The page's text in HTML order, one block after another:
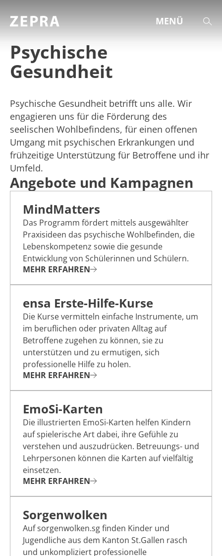
THEMEN & ANGEBOTE
AGENDA
ST.GALLER ZAHLEN
HILFE & BERATUNG
ÜBER UNS
MENÜ
Psychische
Gesundheit
Psychische Gesundheit betrifft uns alle. Wir
engagieren uns für die Förderung des
seelischen Wohlbefindens, für einen offenen
Umgang mit psychischen Erkrankungen und
frühzeitige Unterstützung für Betroffene und ihr
Umfeld.
Angebote und Kampagnen
MindMatters
Das Programm fördert mittels ausgewählter
Praxisideen das psychische Wohlbefinden, die
Lebenskompetenz sowie die gesunde
Entwicklung von Schülerinnen und Schülern.
MEHR ERFAHREN
ensa Erste-Hilfe-Kurse
Die Kurse vermitteln einfache Instrumente, um
im beruflichen oder privaten Alltag auf
Betroffene zugehen zu können, sie zu
unterstützen und zu ermutigen, sich
professionelle Hilfe zu holen.
MEHR ERFAHREN
EmoSi-Karten
Die illustrierten EmoSi-Karten helfen Kindern
auf spielerische Art dabei, ihre Gefühle zu
verstehen und auszudrücken. Betreuungs- und
Lehrpersonen können die Karten auf vielfältig
einsetzen.
MEHR ERFAHREN
Sorgenwolken
Auf sorgenwolken.sg finden Kinder und
Jugendliche aus dem Kanton St.Gallen rasch
und unkompliziert professionelle